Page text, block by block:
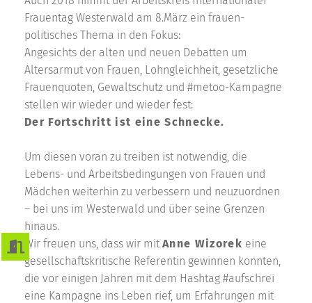
Frauentag Westerwald am 8.März ein frauen-
politisches Thema in den Fokus:
Angesichts der alten und neuen Debatten um
Altersarmut von Frauen, Lohngleichheit, gesetzliche
Frauenquoten, Gewaltschutz und #metoo-Kampagne
stellen wir wieder und wieder fest:
Der Fortschritt ist eine Schnecke.
Um diesen voran zu treiben ist notwendig, die
Lebens- und Arbeitsbedingungen von Frauen und
Mädchen weiterhin zu verbessern und neuzuordnen
– bei uns im Westerwald und über seine Grenzen
hinaus.
Wir freuen uns, dass wir mitAnne Wizorek eine
gesellschaftskritische Referentin gewinnen konnten,
die vor einigen Jahren mit dem Hashtag #aufschrei
eine Kampagne ins Leben rief, um Erfahrungen mit